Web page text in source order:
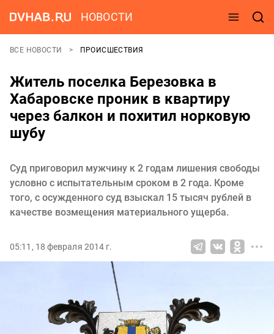
НОВОСТИ
ВСЕ НОВОСТИ ПРОИСШЕСТВИЯ
Житель поселка Березовка в
Хабаровске проник в квартиру
через балкон и похитил норковую
шубу
Суд приговорил мужчину к 2 годам лишения свободы
условно с испытательным сроком в 2 года. Кроме
того, с осужденного суд взыскал 15 тысяч рублей в
качестве возмещения материального ущерба.
05:11, 18 февраля 2014 г.